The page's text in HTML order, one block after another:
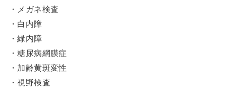
・メガネ検査
・白内障
・緑内障
・糖尿病網膜症
・加齢黄斑変性
・視野検査